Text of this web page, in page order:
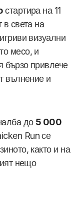
стартира на 11
света на
визуални
месо, и
бързо привлече
вълнение и
до 5 000
Run се
както и на
нещо